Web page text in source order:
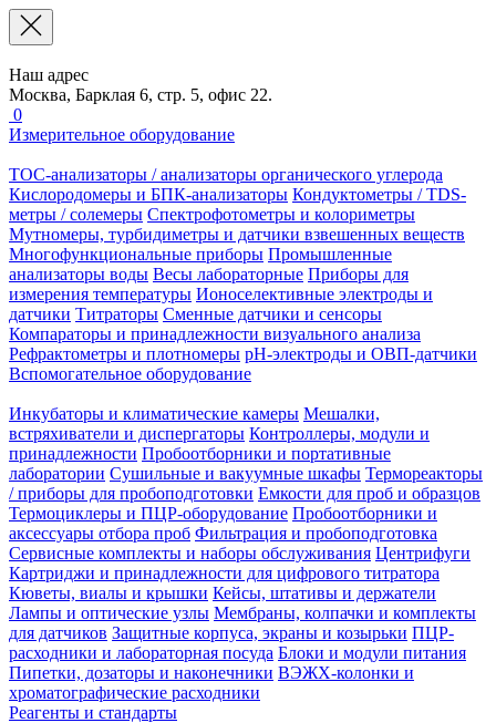
Наш адрес
Москва, Барклая 6, стр. 5, офис 22.
0
Измерительное оборудование
TOC-анализаторы / анализаторы органического углерода
Кислородомеры и БПК-анализаторы Кондуктометры / TDS-
метры / солемеры Спектрофотометры и колориметры
Мутномеры, турбидиметры и датчики взвешенных веществ
Многофункциональные приборы Промышленные
анализаторы воды Весы лабораторные Приборы для
измерения температуры Ионоселективные электроды и
датчики Титраторы Сменные датчики и сенсоры
Компараторы и принадлежности визуального анализа
Рефрактометры и плотномеры pH-электроды и ОВП-датчики
Вспомогательное оборудование
Инкубаторы и климатические камеры Мешалки,
встряхиватели и диспергаторы Контроллеры, модули и
принадлежности Пробоотборники и портативные
лаборатории Сушильные и вакуумные шкафы Термореакторы
/ приборы для пробоподготовки Емкости для проб и образцов
Термоциклеры и ПЦР-оборудование Пробоотборники и
аксессуары отбора проб Фильтрация и пробоподготовка
Сервисные комплекты и наборы обслуживания Центрифуги
Картриджи и принадлежности для цифрового титратора
Кюветы, виалы и крышки Кейсы, штативы и держатели
Лампы и оптические узлы Мембраны, колпачки и комплекты
для датчиков Защитные корпуса, экраны и козырьки ПЦР-
расходники и лабораторная посуда Блоки и модули питания
Пипетки, дозаторы и наконечники ВЭЖХ-колонки и
хроматографические расходники
Реагенты и стандарты